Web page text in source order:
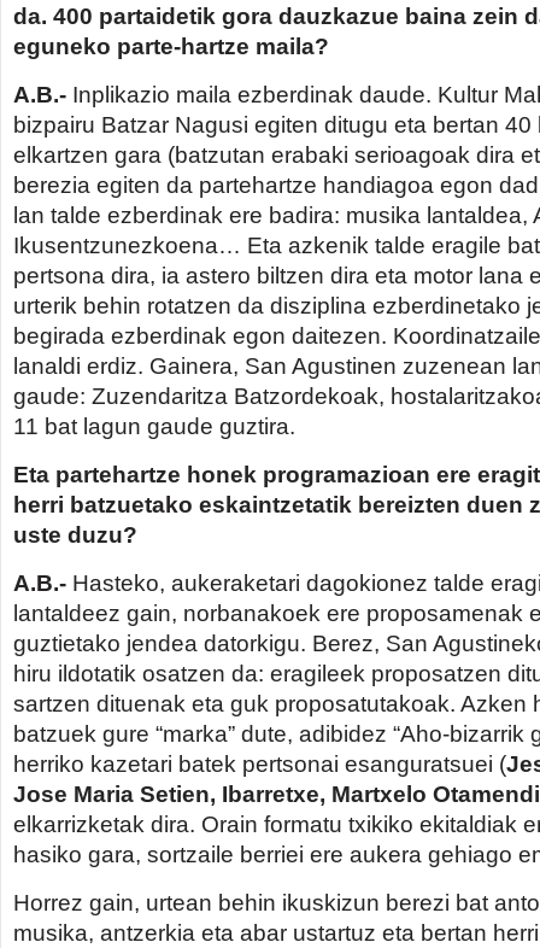
da. 400 partaidetik gora dauzkazue baina zein
eguneko parte-hartze maila?
A.B.- Inplikazio maila ezberdinak daude. Kultur
bizpairu Batzar Nagusi egiten ditugu eta bertan 40
elkartzen gara (batzutan erabaki serioagoak dira
berezia egiten da partehartze handiagoa egon
lan talde ezberdinak ere badira: musika lantaldea,
Ikusentzunezkoena… Eta azkenik talde eragile
pertsona dira, ia astero biltzen dira eta motor lana
urterik behin rotatzen da disziplina ezberdinetako
begirada ezberdinak egon daitezen.
lanaldi erdiz. Gainera, San Agustinen zuzenean
gaude: Zuzendaritza Batzordekoak,
11 bat lagun gaude guztira.
Eta partehartze honek programazioan ere
herri batzuetako eskaintzetatik bereizten duen
uste duzu?
A.B.- Hasteko, aukeraketari dagokionez talde
lantaldeez gain, norbanakoek ere proposamenak
guztietako jendea datorkigu. Berez, San
hiru ildotatik osatzen da: eragileek proposatzen
sartzen dituenak eta guk proposatutakoak. Azken
batzuek gure “marka” dute, adibidez “Aho-bizarrik
herriko kazetari batek pertsonai esanguratsuei (
Jose Maria Setien, Ibarretxe, Martxelo
elkarrizketak dira. Orain formatu txikiko ekitaldiak
hasiko gara, sortzaile berriei ere aukera gehiago
Horrez gain, urtean behin ikuskizun berezi bat
musika, antzerkia eta abar ustartuz eta bertan